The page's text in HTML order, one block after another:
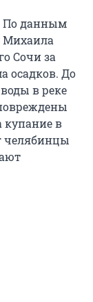
По данным
Михаила
Сочи за
осадков. До
в реке
купание в
челябинцы